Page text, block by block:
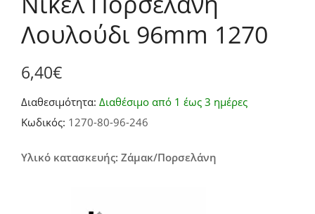
Λουλούδι 96mm 1270
6,40€
Διαθεσιμότητα: Διαθέσιμο από 1 έως 3 ημέρες
Κωδικός: 1270-80-96-246
Υλικό κατασκευής: Ζάμακ/Πορσελάνη